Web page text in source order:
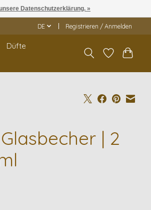
DE Registrieren / Anmelden
Düfte
| 2
Datenschutzerklärung. »